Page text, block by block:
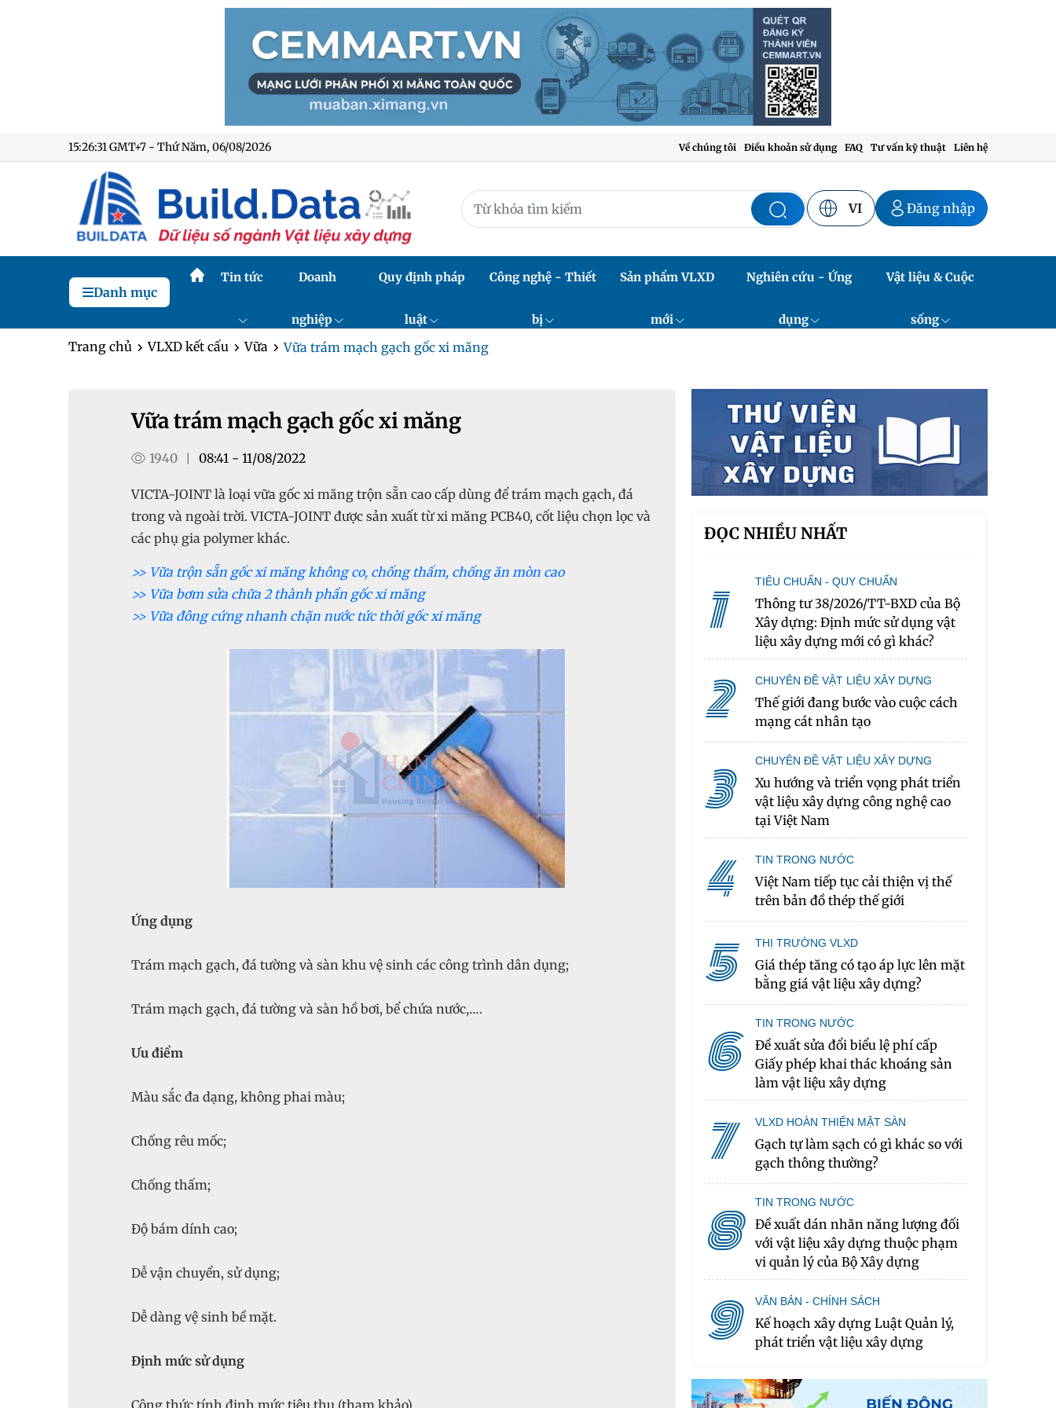
15:26:32 GMT+7 - Thứ Năm, 06/08/2026 Về chúng tôi Điều khoản sử dụng FAQ Tư vấn kỹ thuật Liên hệ
VI Đăng nhập
Danh mục
Tin tức Doanh
nghiệp
Quy định pháp
luật
Công nghệ - Thiết
bị
Sản phẩm VLXD
mới
Nghiên cứu - Ứng
dụng
Vật liệu & Cuộc
sống
Trang chủ VLXD kết cấu Vữa Vữa trám mạch gạch gốc xi măng
Vữa trám mạch gạch gốc xi măng
1940 08:41 - 11/08/2022
VICTA-JOINT là loại vữa gốc xi măng trộn sẵn cao cấp dùng để trám mạch gạch, đá
trong và ngoài trời. VICTA-JOINT được sản xuất từ xi măng PCB40, cốt liệu chọn lọc và
các phụ gia polymer khác.
>> Vữa trộn sẵn gốc xi măng không co, chống thấm, chống ăn mòn cao
>> Vữa bơm sửa chữa 2 thành phần gốc xi măng
>> Vữa đông cứng nhanh chặn nước tức thời gốc xi măng
Ứng dụng
Trám mạch gạch, đá tường và sàn khu vệ sinh các công trình dân dụng;
Trám mạch gạch, đá tường và sàn hồ bơi, bể chứa nước,….
Ưu điểm
Màu sắc đa dạng, không phai màu;
Chống rêu mốc;
Chống thấm;
Độ bám dính cao;
Dễ vận chuyển, sử dụng;
Dễ dàng vệ sinh bề mặt.
Định mức sử dụng
Công thức tính định mức tiêu thụ (tham khảo)
ĐỌC NHIỀU NHẤT
1 TIÊU CHUẨN - QUY CHUẨN
Thông tư 38/2026/TT-BXD của Bộ
Xây dựng: Định mức sử dụng vật
liệu xây dựng mới có gì khác?
2 CHUYÊN ĐỀ VẬT LIỆU XÂY DỰNG
Thế giới đang bước vào cuộc cách
mạng cát nhân tạo
3 CHUYÊN ĐỀ VẬT LIỆU XÂY DỰNG
Xu hướng và triển vọng phát triển
vật liệu xây dựng công nghệ cao
tại Việt Nam
4 TIN TRONG NƯỚC
Việt Nam tiếp tục cải thiện vị thế
trên bản đồ thép thế giới
5 THỊ TRƯỜNG VLXD
Giá thép tăng có tạo áp lực lên mặt
bằng giá vật liệu xây dựng?
6 TIN TRONG NƯỚC
Đề xuất sửa đổi biểu lệ phí cấp
Giấy phép khai thác khoáng sản
làm vật liệu xây dựng
7 VLXD HOÀN THIỆN MẶT SÀN
Gạch tự làm sạch có gì khác so với
gạch thông thường?
8 TIN TRONG NƯỚC
Đề xuất dán nhãn năng lượng đối
với vật liệu xây dựng thuộc phạm
vi quản lý của Bộ Xây dựng
9 VĂN BẢN - CHÍNH SÁCH
Kế hoạch xây dựng Luật Quản lý,
phát triển vật liệu xây dựng